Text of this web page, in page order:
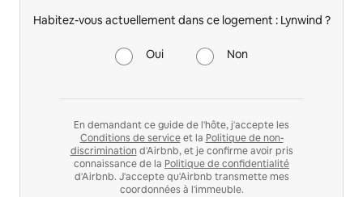
Habitez-vous actuellement dans ce logement : Lynwind ?
Oui Non
En demandant ce guide de l'hôte, j'accepte les
Conditions de serviceet la Politique de non-
discrimination d'Airbnb, et je confirme avoir pris
connaissance de la Politique de confidentialité
d'Airbnb. J'accepte qu'Airbnb transmette mes
coordonnées à l'immeuble.